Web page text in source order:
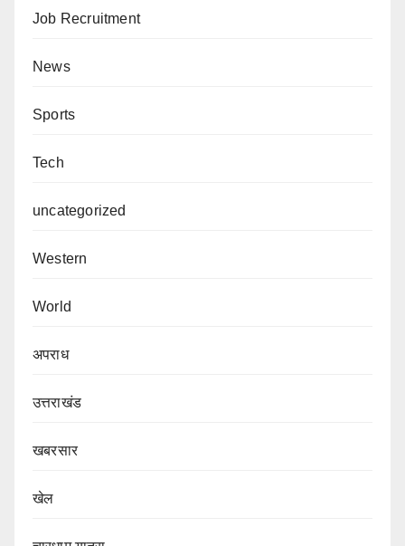
Job Recruitment
News
Sports
Tech
uncategorized
Western
World
अपराध
उत्तराखंड
खबरसार
खेल